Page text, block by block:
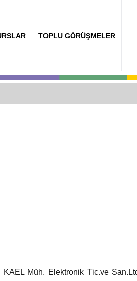
TOPLU GÖRÜŞMELER
Müh. Elektronik Tic.ve